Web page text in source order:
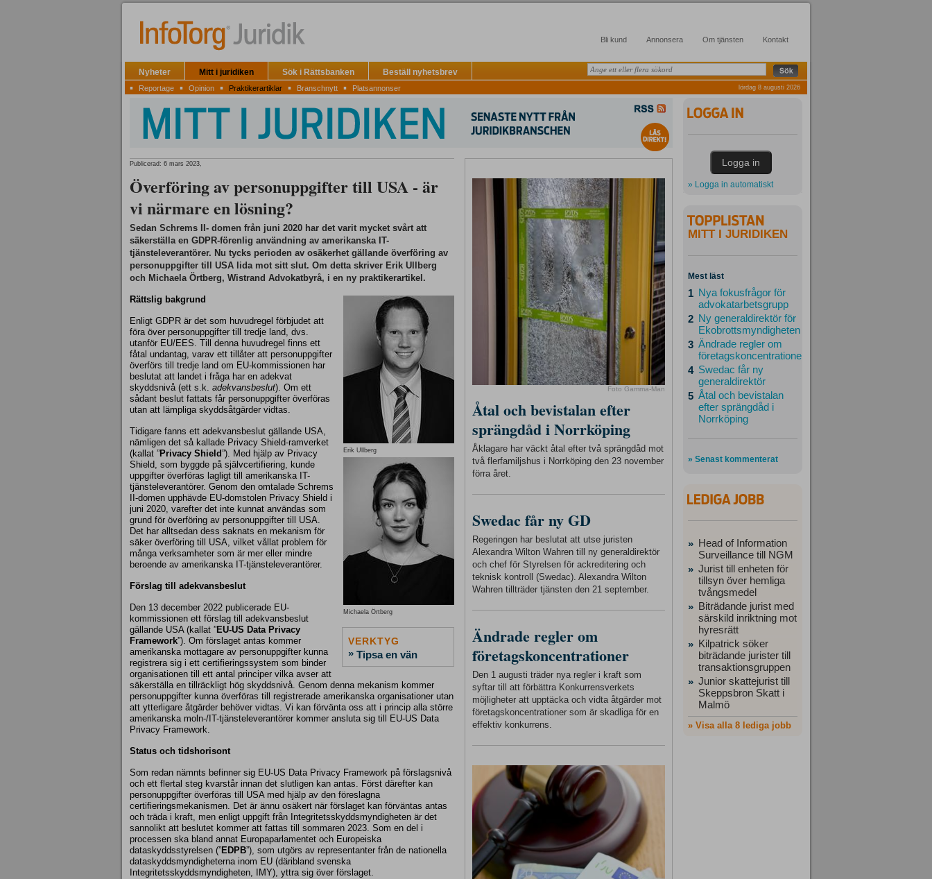
Bli kund Annonsera Om tjänsten Kontakt
Nyheter Mitt i juridiken Sök i Rättsbanken Beställ nyhetsbrev
▪ Reportage ▪ Opinion ▪ Praktikerartiklar ▪ Branschnytt ▪ Platsannonser lördag 8 augusti 2026
Publicerad: 6 mars 2023,
Överföring av personuppgifter till USA - är
vi närmare en lösning?
Sedan Schrems II- domen från juni 2020 har det varit mycket svårt att
säkerställa en GDPR-förenlig användning av amerikanska IT-
tjänsteleverantörer. Nu tycks perioden av osäkerhet gällande överföring av
personuppgifter till USA lida mot sitt slut. Om detta skriver Erik Ullberg
och Michaela Örtberg, Wistrand Advokatbyrå, i en ny praktikerartikel.
Erik Ullberg
Michaela Örtberg
VERKTYG
» Tipsa en vän
Rättslig bakgrund
Enligt GDPR är det som huvudregel förbjudet att
föra över personuppgifter till tredje land, dvs.
utanför EU/EES. Till denna huvudregel finns ett
fåtal undantag, varav ett tillåter att personuppgifter
överförs till tredje land om EU-kommissionen har
beslutat att landet i fråga har en adekvat
skyddsnivå (ett s.k. adekvansbeslut). Om ett
sådant beslut fattats får personuppgifter överföras
utan att lämpliga skyddsåtgärder vidtas.
Tidigare fanns ett adekvansbeslut gällande USA,
nämligen det så kallade Privacy Shield-ramverket
(kallat ”Privacy Shield”). Med hjälp av Privacy
Shield, som byggde på självcertifiering, kunde
uppgifter överföras lagligt till amerikanska IT-
tjänsteleverantörer. Genom den omtalade Schrems
II-domen upphävde EU-domstolen Privacy Shield i
juni 2020, varefter det inte kunnat användas som
grund för överföring av personuppgifter till USA.
Det har alltsedan dess saknats en mekanism för
säker överföring till USA, vilket vållat problem för
många verksamheter som är mer eller mindre
beroende av amerikanska IT-tjänsteleverantörer.
Förslag till adekvansbeslut
Den 13 december 2022 publicerade EU-
kommissionen ett förslag till adekvansbeslut
gällande USA (kallat ”EU-US Data Privacy
Framework”). Om förslaget antas kommer
amerikanska mottagare av personuppgifter kunna
registrera sig i ett certifieringssystem som binder
organisationen till ett antal principer vilka avser att
säkerställa en tillräckligt hög skyddsnivå. Genom denna mekanism kommer
personuppgifter kunna överföras till registrerade amerikanska organisationer utan
att ytterligare åtgärder behöver vidtas. Vi kan förvänta oss att i princip alla större
amerikanska moln-/IT-tjänsteleverantörer kommer ansluta sig till EU-US Data
Privacy Framework.
Status och tidshorisont
Som redan nämnts befinner sig EU-US Data Privacy Framework på förslagsnivå
och ett flertal steg kvarstår innan det slutligen kan antas. Först därefter kan
personuppgifter överföras till USA med hjälp av den föreslagna
certifieringsmekanismen. Det är ännu osäkert när förslaget kan förväntas antas
och träda i kraft, men enligt uppgift från Integritetsskyddsmyndigheten är det
sannolikt att beslutet kommer att fattas till sommaren 2023. Som en del i
processen ska bland annat Europaparlamentet och Europeiska
dataskyddsstyrelsen (”EDPB”), som utgörs av representanter från de nationella
dataskyddsmyndigheterna inom EU (däribland svenska
Integritetsskyddsmyndigheten, IMY), yttra sig över förslaget.
Foto Gamma-Man
Åtal och bevistalan efter
sprängdåd i Norrköping
Åklagare har väckt åtal efter två sprängdåd mot
två flerfamiljshus i Norrköping den 23 november
förra året.
Swedac får ny GD
Regeringen har beslutat att utse juristen
Alexandra Wilton Wahren till ny generaldirektör
och chef för Styrelsen för ackreditering och
teknisk kontroll (Swedac). Alexandra Wilton
Wahren tillträder tjänsten den 21 september.
Ändrade regler om
företagskoncentrationer
Den 1 augusti träder nya regler i kraft som
syftar till att förbättra Konkurrensverkets
möjligheter att upptäcka och vidta åtgärder mot
företagskoncentrationer som är skadliga för en
effektiv konkurrens.
» Logga in automatiskt
MITT I JURIDIKEN
Mest läst
1 Nya fokusfrågor för
advokatarbetsgrupp
2 Ny generaldirektör för
Ekobrottsmyndigheten
3 Ändrade regler om
företagskoncentrationer
4 Swedac får ny
generaldirektör
5 Åtal och bevistalan
efter sprängdåd i
Norrköping
» Senast kommenterat
» Head of Information
Surveillance till NGM
» Jurist till enheten för
tillsyn över hemliga
tvångsmedel
» Biträdande jurist med
särskild inriktning mot
hyresrätt
» Kilpatrick söker
biträdande jurister till
transaktionsgruppen
» Junior skattejurist till
Skeppsbron Skatt i
Malmö
» Visa alla 8 lediga jobb